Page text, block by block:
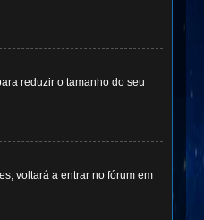
reduzir o tamanho do seu
voltará a entrar no fórum em